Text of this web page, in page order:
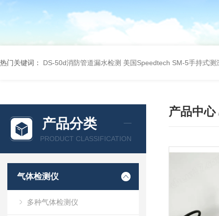
热门关键词： DS-50d消防管道漏水检测 美国Speedtech SM-5手持式测
产品分类
PRODUCT CLASSIFICATION
气体检测仪
多种气体检测仪
产品中心